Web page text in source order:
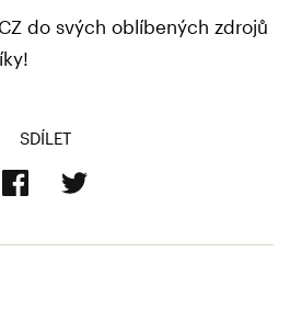
do svých oblíbených zdrojů
SDÍLET